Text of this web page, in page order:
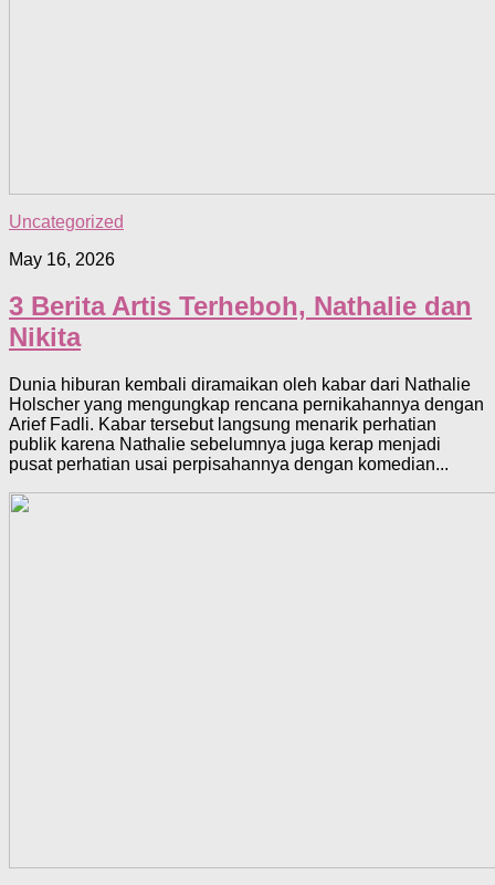
Uncategorized
May 16, 2026
3 Berita Artis Terheboh, Nathalie dan
Nikita
Dunia hiburan kembali diramaikan oleh kabar dari Nathalie
Holscher yang mengungkap rencana pernikahannya dengan
Arief Fadli. Kabar tersebut langsung menarik perhatian
publik karena Nathalie sebelumnya juga kerap menjadi
pusat perhatian usai perpisahannya dengan komedian...